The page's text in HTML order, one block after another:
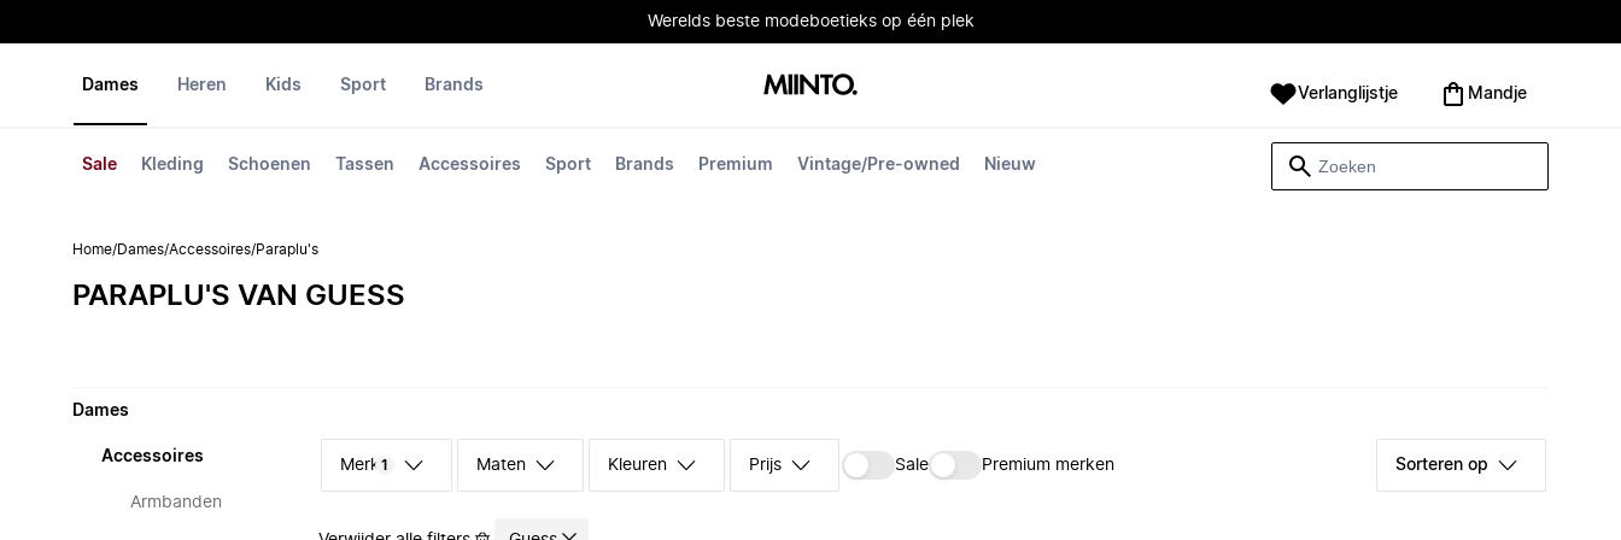
Werelds beste modeboetieks op één plek
Dames
Sale Kleding Schoenen Tassen Accessoires Sport Brands Premium Vintage/Pre-owned Nieuw
Heren Kids Sport Brands Verlanglijstje Mandje
Home/Dames/Accessoires/Paraplu's
PARAPLU'S VAN GUESS
Dames
Accessoires
Armbanden
Merk 1 Maten Kleuren Prijs Sale Premium merken Sorteren op